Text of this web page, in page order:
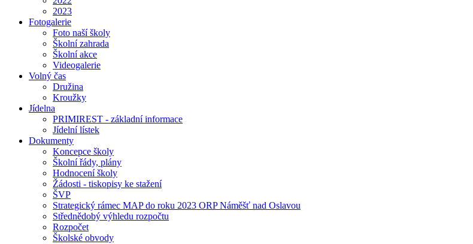
2023
Fotogalerie
Foto naší školy
Školní zahrada
Školní akce
Videogalerie
Volný čas
Družina
Kroužky
Jídelna
PRIMIREST - základní informace
Jídelní lístek
Dokumenty
Koncepce školy
Školní řády, plány
Hodnocení školy
Žádosti - tiskopisy ke stažení
ŠVP
Strategický rámec MAP do roku 2023 ORP Náměšť nad Oslavou
Střednědobý výhledu rozpočtu
Rozpočet
Školské obvody